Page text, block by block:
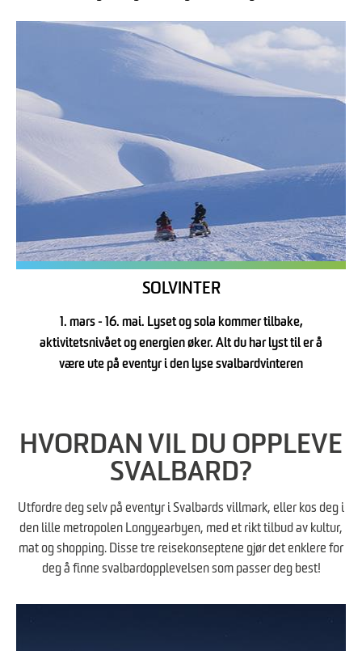
SOLVINTER
1. mars - 16. mai. Lyset og sola kommer tilbake,
aktivitetsnivået og energien øker. Alt du har lyst til er å
være ute på eventyr i den lyse svalbardvinteren
HVORDAN VIL DU OPPLEVE
SVALBARD?
Utfordre deg selv på eventyr i Svalbards villmark, eller kos deg i
den lille metropolen Longyearbyen, med et rikt tilbud av kultur,
mat og shopping. Disse tre reisekonseptene gjør det enklere for
deg å finne svalbardopplevelsen som passer deg best!